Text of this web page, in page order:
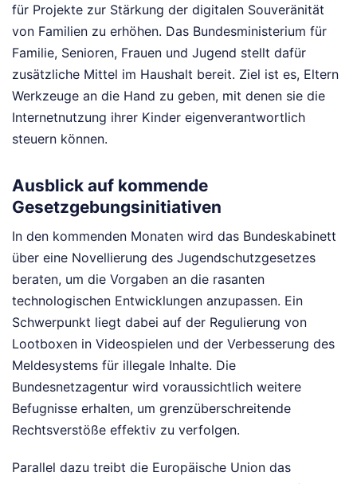
für Projekte zur Stärkung der digitalen Souveränität
von Familien zu erhöhen. Das Bundesministerium für
Familie, Senioren, Frauen und Jugend stellt dafür
zusätzliche Mittel im Haushalt bereit. Ziel ist es, Eltern
Werkzeuge an die Hand zu geben, mit denen sie die
Internetnutzung ihrer Kinder eigenverantwortlich
steuern können.
Ausblick auf kommende
Gesetzgebungsinitiativen
In den kommenden Monaten wird das Bundeskabinett
über eine Novellierung des Jugendschutzgesetzes
beraten, um die Vorgaben an die rasanten
technologischen Entwicklungen anzupassen. Ein
Schwerpunkt liegt dabei auf der Regulierung von
Lootboxen in Videospielen und der Verbesserung des
Meldesystems für illegale Inhalte. Die
Bundesnetzagentur wird voraussichtlich weitere
Befugnisse erhalten, um grenzüberschreitende
Rechtsverstöße effektiv zu verfolgen.
Parallel dazu treibt die Europäische Union das